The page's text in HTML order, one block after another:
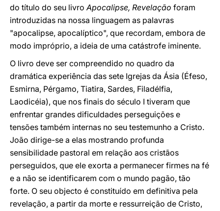
do título do seu livroApocalipse, Revelação foram
introduzidas na nossa linguagem as palavras
"apocalipse, apocalíptico", que recordam, embora de
modo impróprio, a ideia de uma catástrofe iminente.
O livro deve ser compreendido no quadro da
dramática experiência das sete Igrejas da Ásia (Éfeso,
Esmirna, Pérgamo, Tiatira, Sardes, Filadélfia,
Laodicéia), que nos finais do século I tiveram que
enfrentar grandes dificuldades perseguições e
tensões também internas no seu testemunho a Cristo.
João dirige-se a elas mostrando profunda
sensibilidade pastoral em relação aos cristãos
perseguidos, que ele exorta a permanecer firmes na fé
e a não se identificarem com o mundo pagão, tão
forte. O seu objecto é constituído em definitiva pela
revelação, a partir da morte e ressurreição de Cristo,